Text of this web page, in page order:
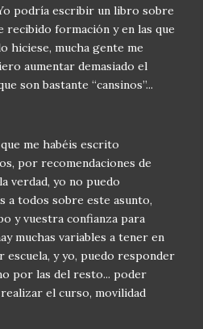
podría escribir un libro sobre
recibido formación y en las que
hiciese, mucha gente me
aumentar demasiado el
son bastante “cansinos”...
me habéis escrito
por recomendaciones de
verdad, yo no puedo
a todos sobre este asunto,
y vuestra confianza para
muchas variables a tener en
escuela, y yo, puedo responder
por las del resto... poder
el curso, movilidad